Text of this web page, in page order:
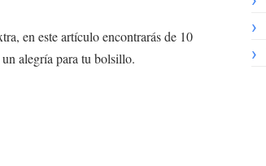
en este artículo encontrarás de 10
alegría para tu bolsillo.